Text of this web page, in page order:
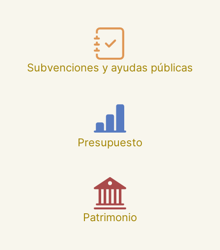
Subvenciones y ayudas públicas
Presupuesto
Patrimonio